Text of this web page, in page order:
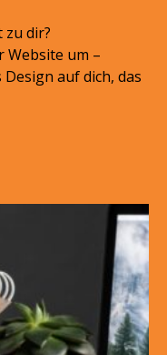
zu dir?
Website um –
auf dich, das